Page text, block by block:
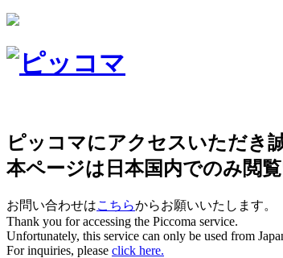
ピッコマにアクセスいただき
本ページは日本国内でのみ閲覧
お問い合わせはこちらからお願いいたします。
Thank you for accessing the Piccoma service.
Unfortunately, this service can only be used from
For inquiries, please click here.